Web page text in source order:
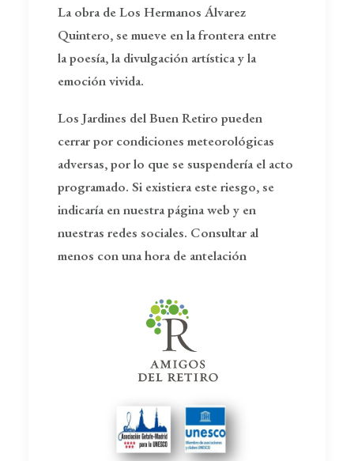
La obra de Los Hermanos Álvarez
Quintero, se mueve en la frontera entre
la poesía, la divulgación artística y la
emoción vivida.
Los Jardines del Buen Retiro pueden
cerrar por condiciones meteorológicas
adversas, por lo que se suspendería el acto
programado. Si existiera este riesgo, se
indicaría en nuestra página web y en
nuestras redes sociales. Consultar al
menos con una hora de antelación